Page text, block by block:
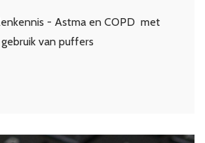
- Astma en COPD met
van puffers